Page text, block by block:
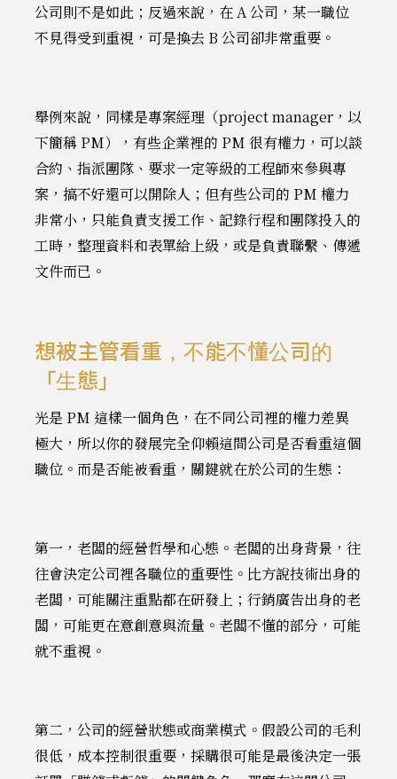
公司則不是如此；反過來說，在 A 公司，某一職位
不見得受到重視，可是換去 B 公司卻非常重要。
舉例來說，同樣是專案經理（project manager，以
下簡稱 PM），有些企業裡的 PM 很有權力，可以談
合約、指派團隊、要求一定等級的工程師來參與專
案，搞不好還可以開除人；但有些公司的 PM 權力
非常小，只能負責支援工作、記錄行程和團隊投入的
工時，整理資料和表單給上級，或是負責聯繫、傳遞
文件而已。
想被主管看重，不能不懂公司的
「生態」
光是 PM 這樣一個角色，在不同公司裡的權力差異
極大，所以你的發展完全仰賴這間公司是否看重這個
職位。而是否能被看重，關鍵就在於公司的生態：
第一，老闆的經營哲學和心態。老闆的出身背景，往
往會決定公司裡各職位的重要性。比方說技術出身的
老闆，可能關注重點都在研發上；行銷廣告出身的老
闆，可能更在意創意與流量。老闆不懂的部分，可能
就不重視。
第二，公司的經營狀態或商業模式。假設公司的毛利
很低，成本控制很重要，採購很可能是最後決定一張